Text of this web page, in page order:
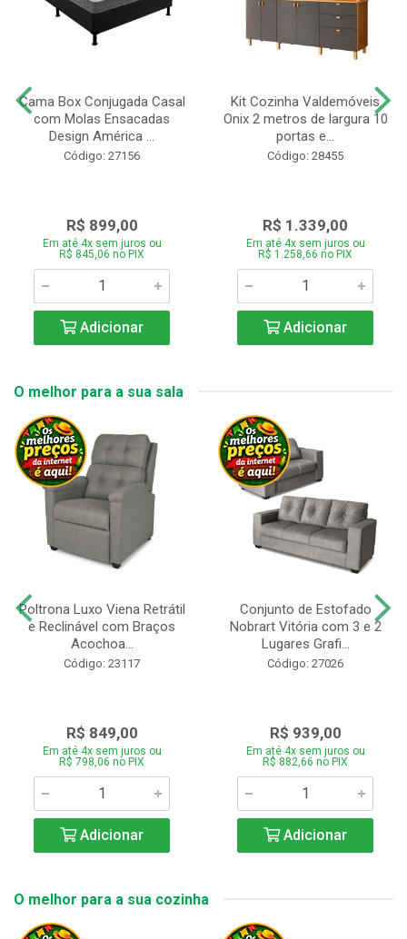
Cama Box Conjugada Casal
com Molas Ensacadas
Design América ...
Código: 27156
R$ 899,00
Em até 4x sem juros ou
R$ 845,06 no PIX
Adicionar
Kit Cozinha Valdemóveis
Onix 2 metros de largura 10
portas e...
Código: 28455
R$ 1.339,00
Em até 4x sem juros ou
R$ 1.258,66 no PIX
Adicionar
O melhor para a sua sala
Poltrona Luxo Viena Retrátil
e Reclinável com Braços
Acochoa...
Código: 23117
R$ 849,00
Em até 4x sem juros ou
R$ 798,06 no PIX
Adicionar
Conjunto de Estofado
Nobrart Vitória com 3 e 2
Lugares Grafi...
Código: 27026
R$ 939,00
Em até 4x sem juros ou
R$ 882,66 no PIX
Adicionar
O melhor para a sua cozinha